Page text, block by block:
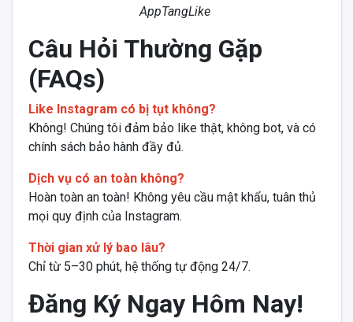
AppTangLike
Câu Hỏi Thường Gặp
(FAQs)
Like Instagram có bị tụt không?
Không! Chúng tôi đảm bảo like thật, không bot, và có
chính sách bảo hành đầy đủ.
Dịch vụ có an toàn không?
Hoàn toàn an toàn! Không yêu cầu mật khẩu, tuân thủ
mọi quy định của Instagram.
Thời gian xử lý bao lâu?
Chỉ từ 5–30 phút, hệ thống tự động 24/7.
Đăng Ký Ngay Hôm Nay!